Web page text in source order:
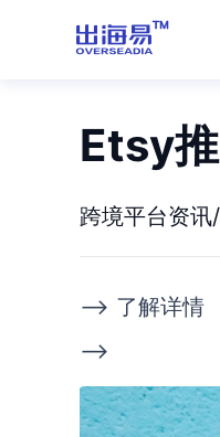
Etsy
跨境平台资
--> 了解详情
-->